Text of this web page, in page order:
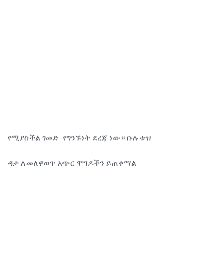
የሚያስችል ገመድ የግንኙነት ደረጃ ነው። ቡሉቱዝ
ዳታ ለመለዋወጥ አጭር ሞገዶችን ይጠቀማል